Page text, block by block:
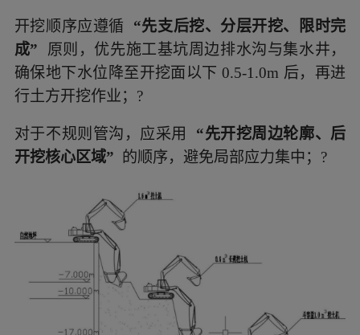
开挖顺序应遵循
“先支后挖、分层开挖、限时完
成”
原则，优先施工基坑周边排水沟与集水井，
确保地下水位降至开挖面以下 0.5-1.0m 后，再进
行土方开挖作业；?
对于不规则管沟，应采用 “先开挖周边轮廓、后
开挖核心区域” 的顺序，避免局部应力集中；?